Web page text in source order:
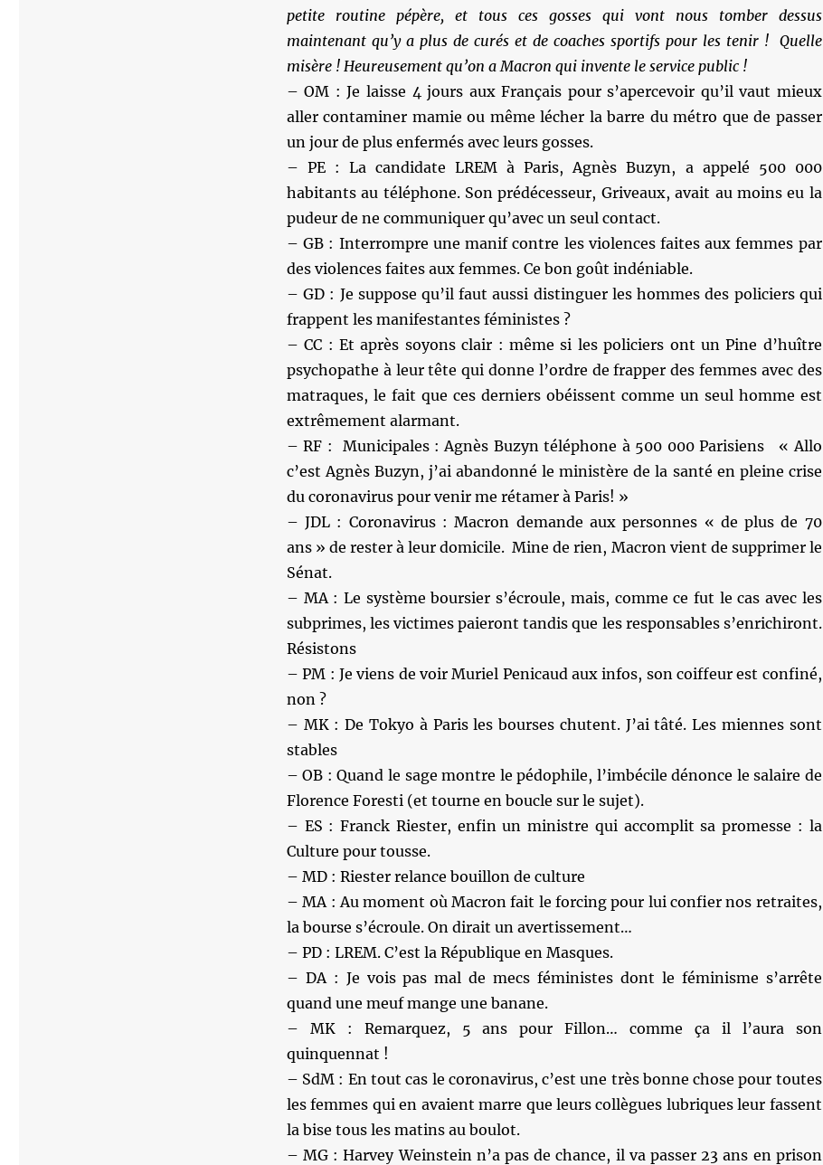
petite routine pépère, et tous ces gosses qui vont nous tomber dessus
maintenant qu’y a plus de curés et de coaches sportifs pour les tenir ! Quelle
misère ! Heureusement qu’on a Macron qui invente le service public !
– OM : Je laisse 4 jours aux Français pour s’apercevoir qu’il vaut mieux
aller contaminer mamie ou même lécher la barre du métro que de passer
un jour de plus enfermés avec leurs gosses.
– PE : La candidate LREM à Paris, Agnès Buzyn, a appelé 500 000
habitants au téléphone. Son prédécesseur, Griveaux, avait au moins eu la
pudeur de ne communiquer qu’avec un seul contact.
– GB : Interrompre une manif contre les violences faites aux femmes par
des violences faites aux femmes. Ce bon goût indéniable.
– GD : Je suppose qu’il faut aussi distinguer les hommes des policiers qui
frappent les manifestantes féministes ?
– CC : Et après soyons clair : même si les policiers ont un Pine d’huître
psychopathe à leur tête qui donne l’ordre de frapper des femmes avec des
matraques, le fait que ces derniers obéissent comme un seul homme est
extrêmement alarmant.
– RF : Municipales : Agnès Buzyn téléphone à 500 000 Parisiens « Allo
c’est Agnès Buzyn, j’ai abandonné le ministère de la santé en pleine crise
du coronavirus pour venir me rétamer à Paris! »
– JDL : Coronavirus : Macron demande aux personnes « de plus de 70
ans » de rester à leur domicile. Mine de rien, Macron vient de supprimer le
Sénat.
– MA : Le système boursier s’écroule, mais, comme ce fut le cas avec les
subprimes, les victimes paieront tandis que les responsables s’enrichiront.
Résistons
– PM : Je viens de voir Muriel Penicaud aux infos, son coiffeur est confiné,
non ?
– MK : De Tokyo à Paris les bourses chutent. J’ai tâté. Les miennes sont
stables
– OB : Quand le sage montre le pédophile, l’imbécile dénonce le salaire de
Florence Foresti (et tourne en boucle sur le sujet).
– ES : Franck Riester, enfin un ministre qui accomplit sa promesse : la
Culture pour tousse.
– MD : Riester relance bouillon de culture
– MA : Au moment où Macron fait le forcing pour lui confier nos retraites,
la bourse s’écroule. On dirait un avertissement…
– PD : LREM. C’est la République en Masques.
– DA : Je vois pas mal de mecs féministes dont le féminisme s’arrête
quand une meuf mange une banane.
– MK : Remarquez, 5 ans pour Fillon… comme ça il l’aura son
quinquennat !
– SdM : En tout cas le coronavirus, c’est une très bonne chose pour toutes
les femmes qui en avaient marre que leurs collègues lubriques leur fassent
la bise tous les matins au boulot.
– MG : Harvey Weinstein n’a pas de chance, il va passer 23 ans en prison